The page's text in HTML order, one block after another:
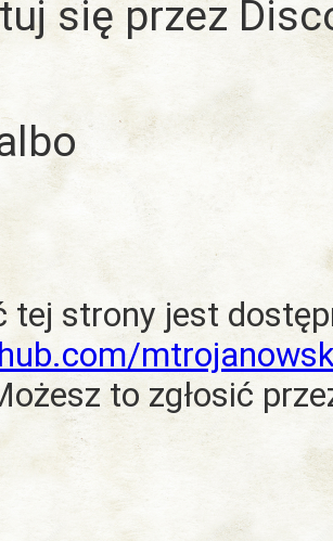
się przez
tej strony jest
to zgłosić